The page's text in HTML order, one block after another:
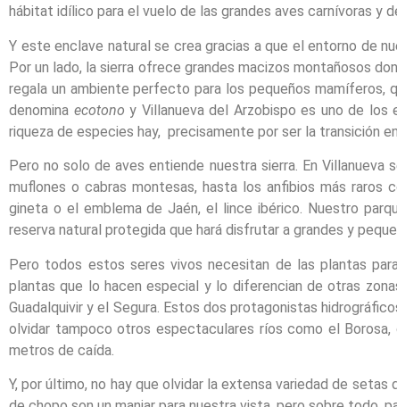
hábitat idílico para el vuelo de las grandes aves carnívoras y
Y este enclave natural se crea gracias a que el entorno de
Por un lado, la sierra ofrece grandes macizos montañosos
regala un ambiente perfecto para los pequeños mamíferos,
denomina ecotono y Villanueva del Arzobispo es uno de
riqueza de especies hay, precisamente por ser la transición
Pero no solo de aves entiende nuestra sierra. En
muflones o cabras montesas, hasta los anfibios más
gineta o el emblema de Jaén, el lince ibérico. Nuestro
reserva natural protegida que hará disfrutar a grandes y
Pero todos estos seres vivos necesitan de las plantas
plantas que lo hacen especial y lo diferencian de otras
Guadalquivir y el Segura. Estos dos protagonistas
olvidar tampoco otros espectaculares ríos como el
metros de caída.
Y, por último, no hay que olvidar la extensa variedad de